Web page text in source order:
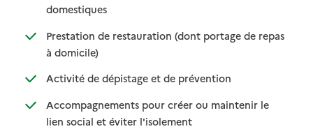
domestiques: disponible
: non disponible
Prestation de restauration (dont portage de repas
à domicile): disponible
: non disponible
Activité de dépistage et de prévention: disponible
: non disponible
Accompagnements pour créer ou maintenir le
lien social et éviter l'isolement: disponible
: non disponible